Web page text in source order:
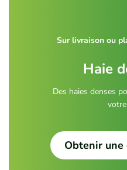
Sur livraison ou
Haie
Des haies denses
Obtenir